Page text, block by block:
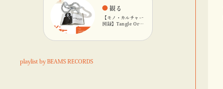
観る
【モノ・カルチャー
図録】Tangle Orig
playlist by BEAMS RECORDS